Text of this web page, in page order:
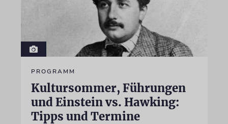
PROGRAMM
Kultursommer, Führungen
und Einstein vs. Hawking:
Tipps und Termine